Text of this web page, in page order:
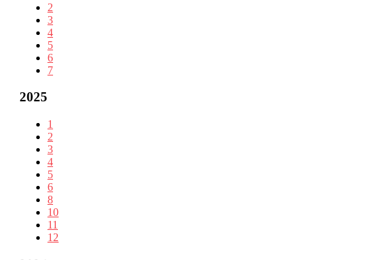
2
3
4
5
6
7
2025
1
2
3
4
5
6
8
10
11
12